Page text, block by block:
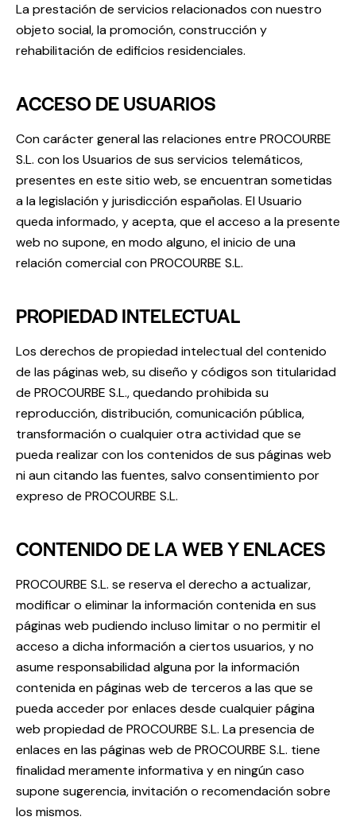
La prestación de servicios relacionados con nuestro
objeto social, la promoción, construcción y
rehabilitación de edificios residenciales.
ACCESO DE USUARIOS
Con carácter general las relaciones entre PROCOURBE
S.L. con los Usuarios de sus servicios telemáticos,
presentes en este sitio web, se encuentran sometidas
a la legislación y jurisdicción españolas. El Usuario
queda informado, y acepta, que el acceso a la presente
web no supone, en modo alguno, el inicio de una
relación comercial con PROCOURBE S.L.
PROPIEDAD INTELECTUAL
Los derechos de propiedad intelectual del contenido
de las páginas web, su diseño y códigos son titularidad
de PROCOURBE S.L., quedando prohibida su
reproducción, distribución, comunicación pública,
transformación o cualquier otra actividad que se
pueda realizar con los contenidos de sus páginas web
ni aun citando las fuentes, salvo consentimiento por
expreso de PROCOURBE S.L.
CONTENIDO DE LA WEB Y ENLACES
PROCOURBE S.L. se reserva el derecho a actualizar,
modificar o eliminar la información contenida en sus
páginas web pudiendo incluso limitar o no permitir el
acceso a dicha información a ciertos usuarios, y no
asume responsabilidad alguna por la información
contenida en páginas web de terceros a las que se
pueda acceder por enlaces desde cualquier página
web propiedad de PROCOURBE S.L. La presencia de
enlaces en las páginas web de PROCOURBE S.L. tiene
finalidad meramente informativa y en ningún caso
supone sugerencia, invitación o recomendación sobre
los mismos.